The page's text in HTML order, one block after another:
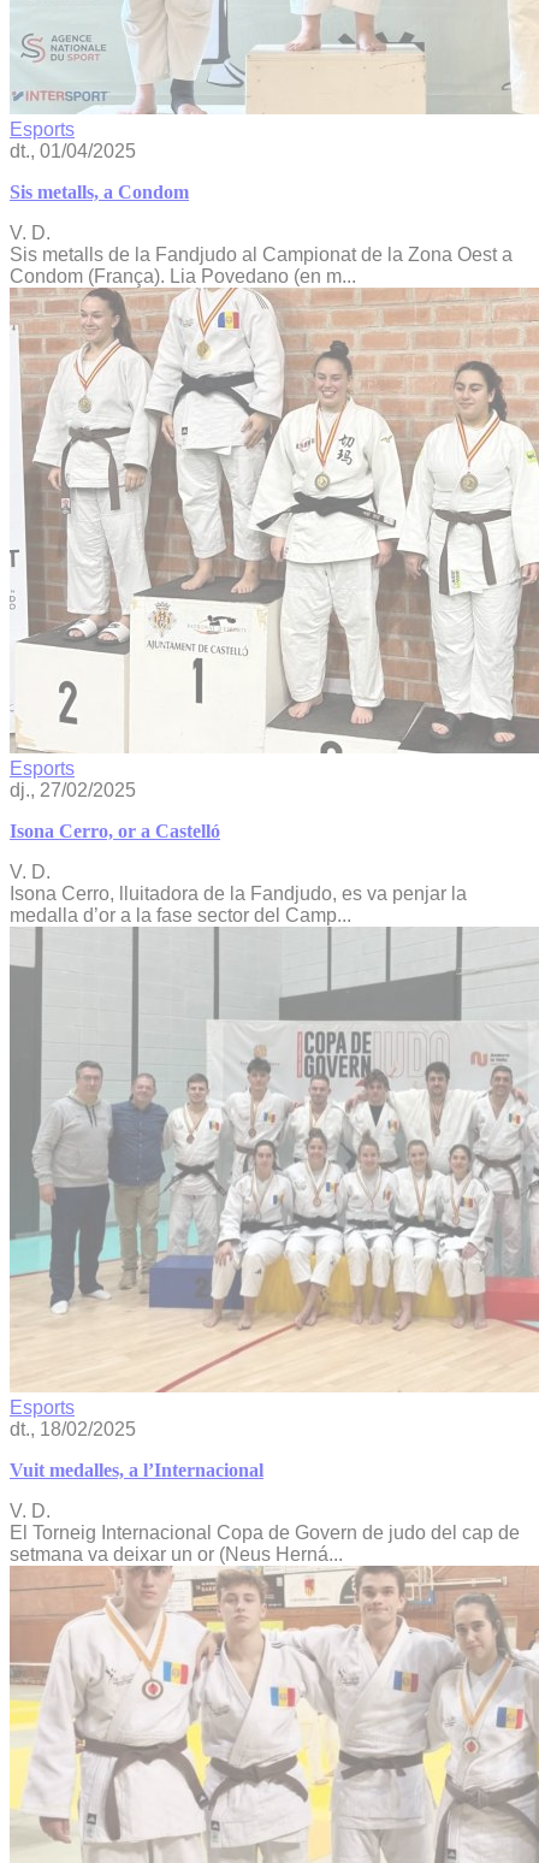
Esports
dt., 01/04/2025
Sis metalls, a Condom
V. D.
Sis metalls de la Fandjudo al Campionat de la Zona Oest a
Condom (França). Lia Povedano (en m...
Esports
dj., 27/02/2025
Isona Cerro, or a Castelló
V. D.
Isona Cerro, lluitadora de la Fandjudo, es va penjar la
medalla d’or a la fase sector del Camp...
Esports
dt., 18/02/2025
Vuit medalles, a l’Internacional
V. D.
El Torneig Internacional Copa de Govern de judo del cap de
setmana va deixar un or (Neus Herná...